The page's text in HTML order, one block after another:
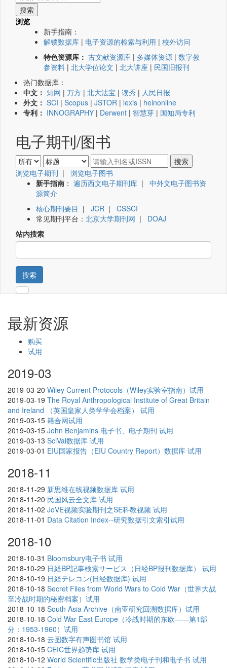
浏览
新手指南：
解锁数据库 | 电子资源的检索与利用 | 校外访问
特色资源库： 古文献资源库 | 多媒体资源 | 数字教
参资料 | 北大学位论文 | 北大讲座 | 民国旧报刊
热门数据库：
中文： 知网 | 万方 | 北大法宝 | 读秀 | 人民日报
外文： SCI | Scopus | JSTOR | lexis | heinonline
专利： INNOGRAPHY | Derwent | 智慧芽 | 国知局专利
电子期刊/图书
浏览电子期刊 | 浏览电子图书
新手指南 ： 遍历西文电子期刊库 | 中外文电子图书资
源简介
核心期刊要目 | JCR | CSSCI
常见期刊平台： 北京大学期刊网 | DOAJ
站内搜索
搜索
最新资源
购买
试用
2019-03
2019-03-20 Wiley Current Protocols（Wiley实验室指南）试用
2019-03-19 The Royal Anthropological Institute of Great Britain
and Ireland （英国皇家人类学学会档案） 试用
2019-03-15 籍合网试用
2019-03-15 John Benjamins 电子书、电子期刊 试用
2019-03-13 SciVal数据库 试用
2019-03-01 EIU国家报告（EIU Country Report）数据库 试用
2018-11
2018-11-29 新思维在线视频数据库 试用
2018-11-20 民国风云全文库 试用
2018-11-02 JoVE视频实验期刊之SE科教视频 试用
2018-11-01 Data Citation Index--研究数据引文索引试用
2018-10
2018-10-31 Bloomsbury电子书 试用
2018-10-29 日経BP記事検索サービス（日经BP报刊数据库） 试用
2018-10-19 日経テレコン(日经数据库) 试用
2018-10-18 Secret Files from World Wars to Cold War（世界大战
至冷战时期的秘密档案）试用
2018-10-18 South Asia Archive（南亚研究回溯数据库）试用
2018-10-18 Cold War East Europe（冷战时期的东欧——第1部
分：1953-1960）试用
2018-10-18 云图数字有声图书馆 试用
2018-10-15 CEIC世界趋势库 试用
2018-10-12 World Scientific出版社 数学类电子刊和电子书 试用